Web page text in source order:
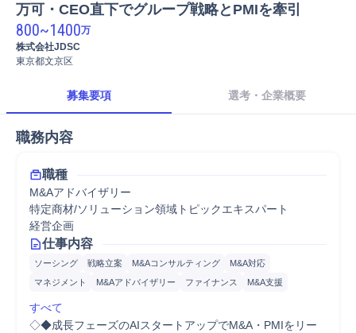
万可・CEO直下でグループ戦略とPMIを牽引
800~1400万
株式会社JDSC
東京都文京区
募集要項 選考・企業概要
職務内容
職種
M&Aアドバイザリー
特定商材/ソリューション領域トピックエキスパート
経営企画
仕事内容
ソーシング 戦略立案 M&Aコンサルティング
M&A対応
マネジメント
M&Aアドバイザリー ファイナンス M&A支援
すべて
◇◆成長フェーズのAIスタートアップでM&A・PMIをリー